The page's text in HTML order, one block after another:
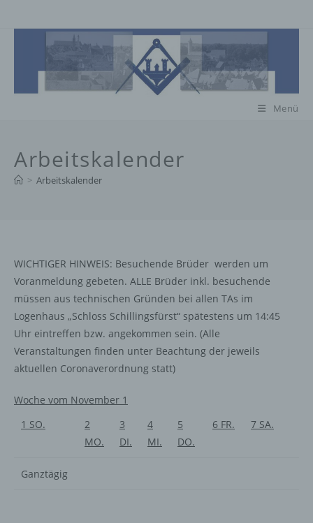
Inhalt
Menü
Arbeitskalender
> Arbeitskalender
WICHTIGER HINWEIS: Besuchende Brüder werden um
Voranmeldung gebeten. ALLE Brüder inkl. besuchende
müssen aus technischen Gründen bei allen TAs im
Logenhaus „Schloss Schillingsfürst“ spätestens um 14:45
Uhr eintreffen bzw. angekommen sein. (Alle
Veranstaltungen finden unter Beachtung der jeweils
aktuellen Coronaverordnung statt)
Woche vom November 1
1 SO.
2
MO.
3
DI.
4
MI.
5
DO.
6 FR. 7 SA.
Ganztägig